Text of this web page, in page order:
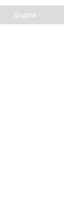
Додати